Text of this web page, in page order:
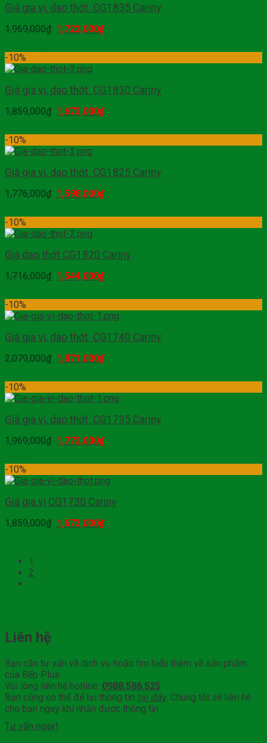
Giá gia vị, dao thớt CG1835 Cariny
1,969,000₫ 1,722,000₫
-10%
Giá gia vị, dao thớt CG1830 Cariny
1,859,000₫ 1,673,000₫
-10%
Giá gia vị, dao thớt CG1825 Cariny
1,776,000₫ 1,598,000₫
-10%
Giá dao thớt CG1820 Cariny
1,716,000₫ 1,544,000₫
-10%
Giá gia vị, dao thớt CG1740 Cariny
2,079,000₫ 1,871,000₫
-10%
Giá gia vị, dao thớt CG1735 Cariny
1,969,000₫ 1,772,000₫
-10%
Giá gia vị CG1730 Cariny
1,859,000₫ 1,673,000₫
1
2
Liên hệ
Bạn cần tư vấn về dịch vụ hoặc tìm hiểu thêm về sản phẩm
của Bếp Plus
Vui lòng liên hệ hotline: 0988.586.525
Bạn cũng có thể để lại thông tin tại đây. Chúng tôi sẽ liên hệ
cho bạn ngay khi nhận được thông tin
Tư vấn ngay!